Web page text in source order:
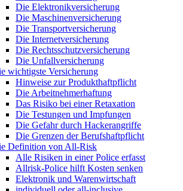
Die Elektronikversicherung
Die Maschinenversicherung
Die Transportversicherung
Die Internetversicherung
Die Rechtsschutzversicherung
Die Unfallversicherung
wichtigste Versicherung
Hinweise zur Produkthaftpflicht
Die Arbeitnehmerhaftung
Das Risiko bei einer Retaxation
Die Testungen und Impfungen
Die Gefahr durch Hackerangriffe
Die Grenzen der Berufshaftpflicht
Definition von All-Risk
Alle Risiken in einer Police erfasst
Allrisk-Police hilft Kosten senken
Elektronik und Warenwirtschaft